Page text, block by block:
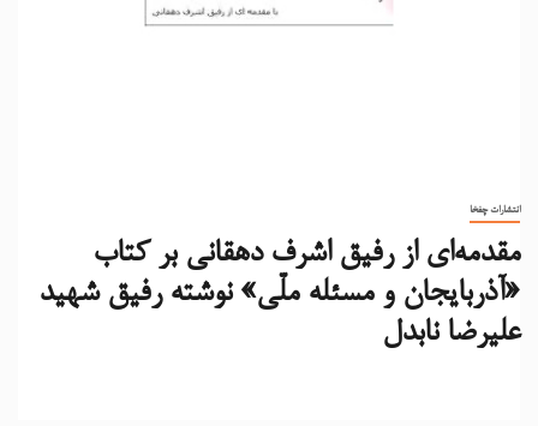
انتشارات چفخا
مقدمه‌ای از رفیق اشرف دهقانی بر کتاب
«آذربایجان و مسئله ملّی» نوشته رفیق شهید
علیرضا نابدل